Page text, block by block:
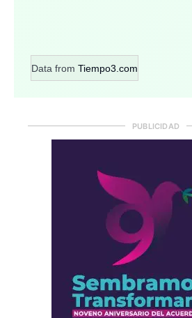
Data from Tiempo3.com
PUBLICIDAD